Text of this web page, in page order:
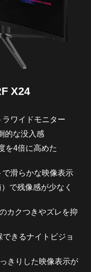
X24
ワイドモニター
的な没入感
を4倍に高めた
滑らかな映像表示
で残像感が少なく
カクつきやズレを抑
きるナイトビジョ
きりした映像表示が